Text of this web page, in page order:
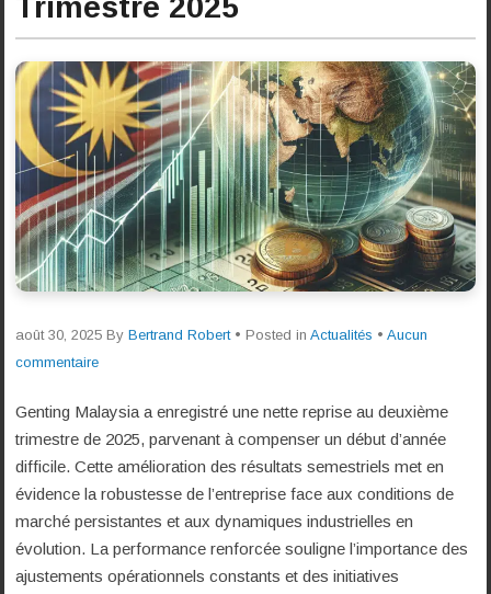
août 30, 2025 By Bertrand Robert • Posted in Actualités • Aucun
commentaire
Genting Malaysia a enregistré une nette reprise au deuxième
trimestre de 2025, parvenant à compenser un début d’année
difficile. Cette amélioration des résultats semestriels met en
évidence la robustesse de l’entreprise face aux conditions de
marché persistantes et aux dynamiques industrielles en
évolution. La performance renforcée souligne l’importance des
ajustements opérationnels constants et des initiatives